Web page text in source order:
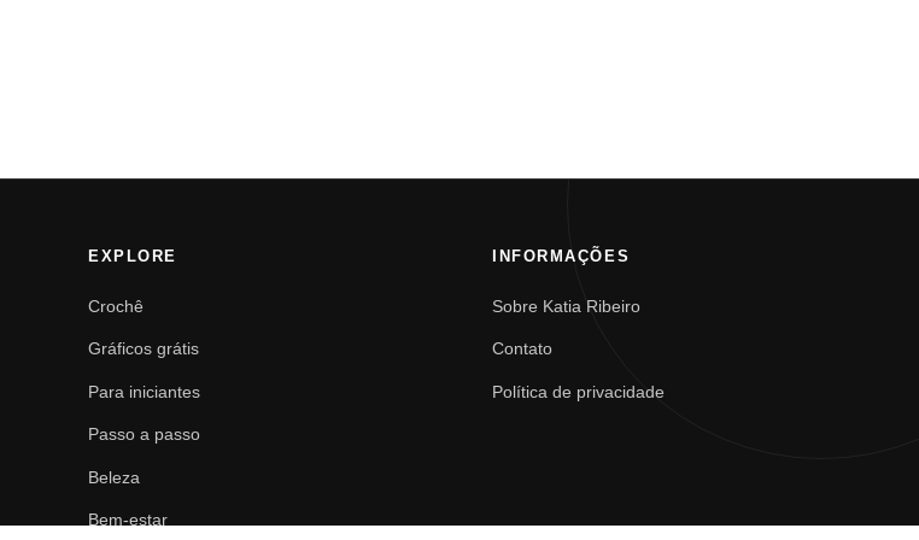
EXPLORE
Crochê
Gráficos grátis
Para iniciantes
Passo a passo
Beleza
Bem-estar
INFORMAÇÕES
Sobre Katia Ribeiro
Contato
Política de privacidade